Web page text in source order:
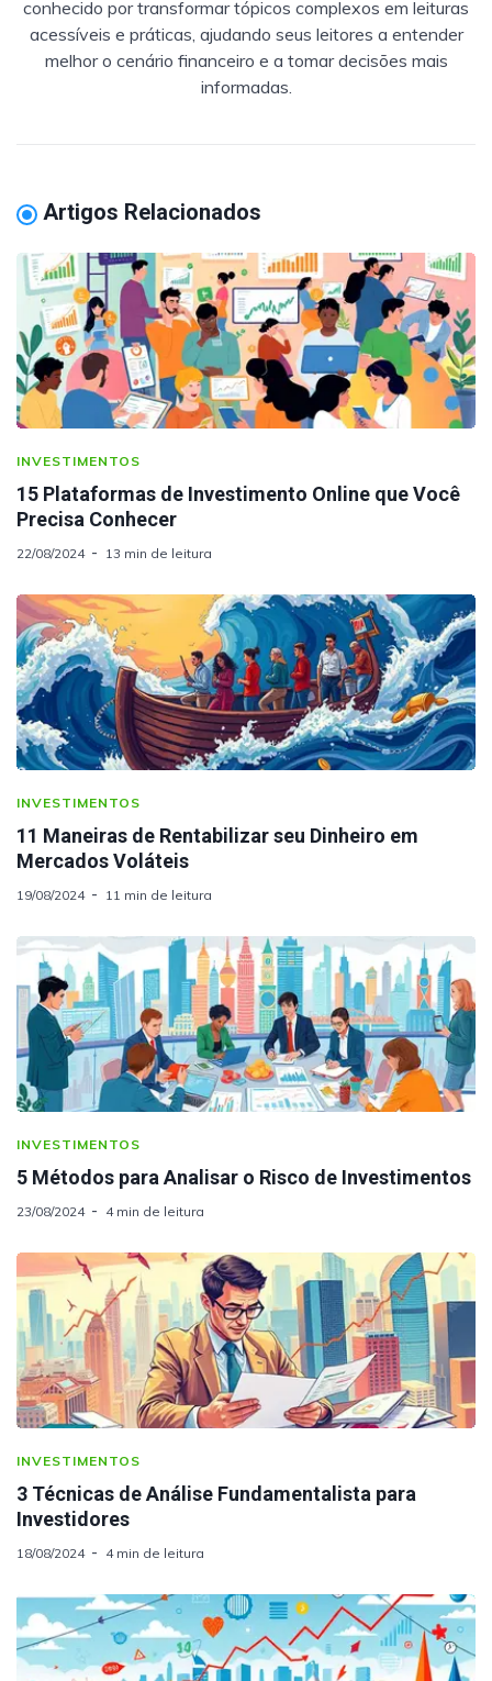
conhecido por transformar tópicos complexos em leituras
acessíveis e práticas, ajudando seus leitores a entender
melhor o cenário financeiro e a tomar decisões mais
informadas.
Artigos Relacionados
INVESTIMENTOS
15 Plataformas de Investimento Online que Você
Precisa Conhecer
22/08/2024 13 min de leitura
INVESTIMENTOS
11 Maneiras de Rentabilizar seu Dinheiro em
Mercados Voláteis
19/08/2024 11 min de leitura
INVESTIMENTOS
5 Métodos para Analisar o Risco de Investimentos
23/08/2024 4 min de leitura
INVESTIMENTOS
3 Técnicas de Análise Fundamentalista para
Investidores
18/08/2024 4 min de leitura